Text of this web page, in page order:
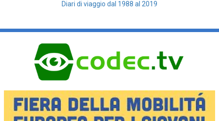
Diari di viaggio dal 1988 al 2019